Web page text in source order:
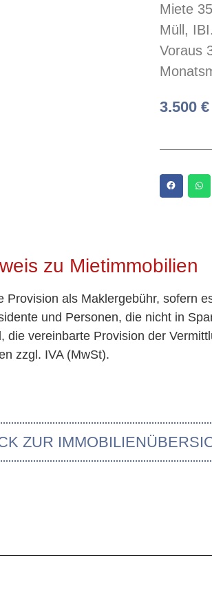
Miete
Müll,
Voraus
3.500 €
zu Mietimmobilien
als Maklergebühr, sofern
und Personen, die nicht in
vereinbarte Provision der
zzgl. IVA (MwSt).
ZUR